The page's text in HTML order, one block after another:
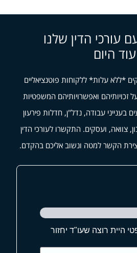
עורכי הדין שלנו
עוד היום
*ללא עלות* ללקוחות פוטנציאליים
זכויותיהם ואפשרויותיהם המשפטיות
בענייני עבודה, נדל"ן, חדלות פירעון
צוואה, ועסקים. התקשרו לעורכי הדין
הקשר למטה ונשוב אליכם בהקדם.
היית רוצה שעו"ד יחזור